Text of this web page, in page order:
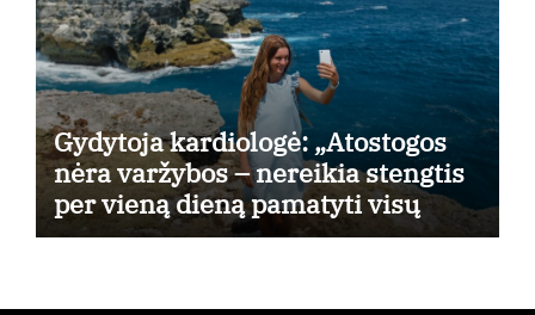
Gydytoja kardiologė: „Atostogos
nėra varžybos – nereikia stengtis
per vieną dieną pamatyti visų
lankytinų vietų“